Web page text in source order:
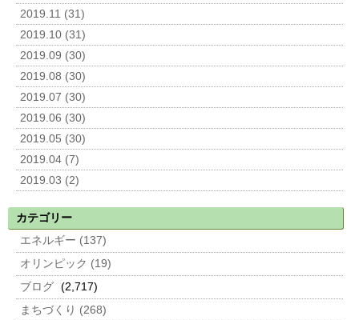
2019.11 (31)
2019.10 (31)
2019.09 (30)
2019.08 (30)
2019.07 (30)
2019.06 (30)
2019.05 (30)
2019.04 (7)
2019.03 (2)
カテゴリー
エネルギー (137)
オリンピック (19)
ブログ (2,717)
まちづくり (268)